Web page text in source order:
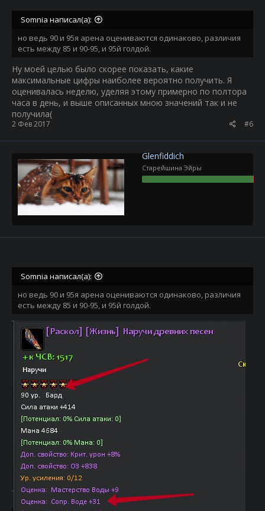
Somnia написал(а):
но ведь 90 и 95я арена оцениваются одинаково, различия
есть между 85 и 90-95, и 95й голдой.
Ну моей целью было скорее показать, какие
максимальные цифры наиболее вероятно получить. Я
оценивалась неделю, уделяя этому примерно по полтора
часа в день, и выше описанных мною значений так и не
получила(
2 Фев 2017 #6
Glenfiddich
Старейшина Эйры
Somnia написал(а):
но ведь 90 и 95я арена оцениваются одинаково, различия
есть между 85 и 90-95, и 95й голдой.